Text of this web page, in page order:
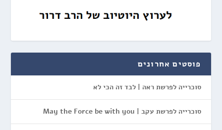
פוסטים אחרונים
סוכרייה לפרשת ראה | לבד זה הכי לא
סוכרייה לפרשת עקב | May the Force be with you